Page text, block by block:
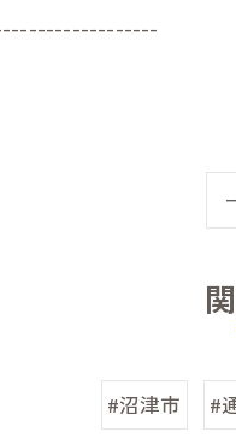
#沼津市 #